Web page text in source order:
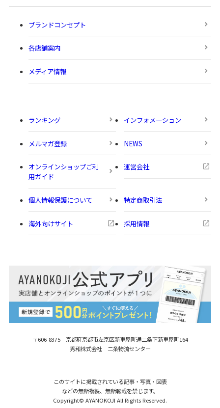
〒606-8375 京都府京都市左京区新車屋町通二条下新車屋町164
秀和株式会社 二条物流センター
ブランドコンセプト
各店舗案内
メディア情報
ランキング インフォメーション
メルマガ登録 NEWS
オンラインショップご利
用ガイド
運営会社
個人情報保護について 特定商取引法
海外向けサイト 採用情報
このサイトに掲載されている記事・写真・図表
などの無断複製、無断転載を禁じます。
Copyright© AYANOKOJI All Rights Reserved.